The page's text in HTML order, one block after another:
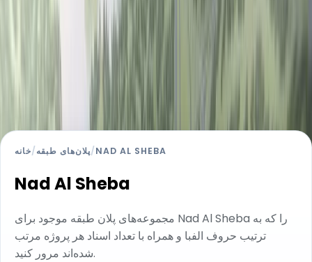
خانه/پلان‌های طبقه/NAD AL SHEBA
Nad Al Sheba
مجموعه‌های پلان طبقه موجود برای Nad Al Sheba را که به
ترتیب حروف الفبا و همراه با تعداد اسناد هر پروژه مرتب
شده‌اند مرور کنید.